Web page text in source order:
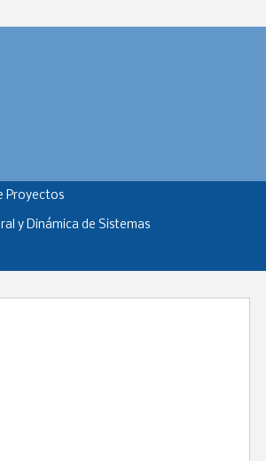
Proyectos
y Dinámica de Sistemas